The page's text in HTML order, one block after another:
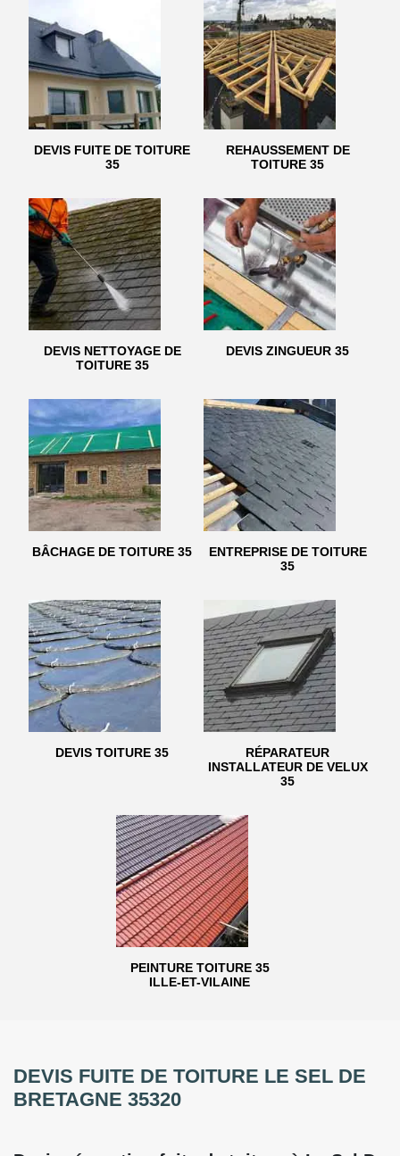
DEVIS FUITE DE TOITURE
35
REHAUSSEMENT DE
TOITURE 35
DEVIS NETTOYAGE DE
TOITURE 35
DEVIS ZINGUEUR 35
BÂCHAGE DE TOITURE 35
ENTREPRISE DE TOITURE
35
DEVIS TOITURE 35
RÉPARATEUR
INSTALLATEUR DE VELUX
35
PEINTURE TOITURE 35
ILLE-ET-VILAINE
DEVIS FUITE DE TOITURE LE SEL DE
BRETAGNE 35320